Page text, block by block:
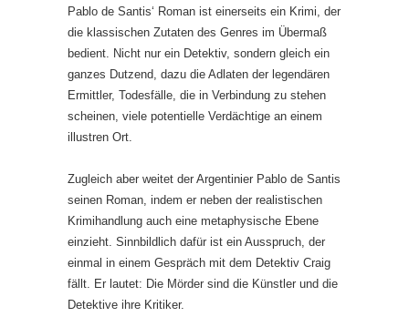
Pablo de Santis‘ Roman ist einerseits ein Krimi, der
die klassischen Zutaten des Genres im Übermaß
bedient. Nicht nur ein Detektiv, sondern gleich ein
ganzes Dutzend, dazu die Adlaten der legendären
Ermittler, Todesfälle, die in Verbindung zu stehen
scheinen, viele potentielle Verdächtige an einem
illustren Ort.
Zugleich aber weitet der Argentinier Pablo de Santis
seinen Roman, indem er neben der realistischen
Krimihandlung auch eine metaphysische Ebene
einzieht. Sinnbildlich dafür ist ein Ausspruch, der
einmal in einem Gespräch mit dem Detektiv Craig
fällt. Er lautet: Die Mörder sind die Künstler und die
Detektive ihre Kritiker.